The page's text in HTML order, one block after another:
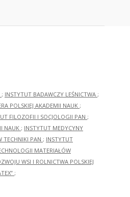
; INSTYTUT BADAWCZY LEŚNICTWA ;
POLSKIEJ AKADEMII NAUK ;
FILOZOFII I SOCJOLOGII PAN ;
NAUK ; INSTYTUT MEDYCYNY
TECHNIKI PAN ; INSTYTUT
MATERIAŁÓW
WSI I ROLNICTWA POLSKIEJ
;